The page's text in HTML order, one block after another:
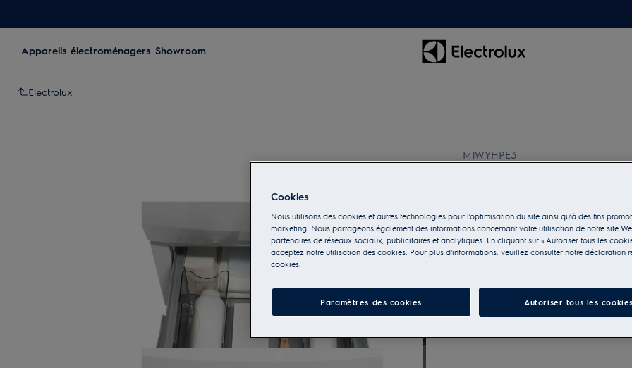
Appareils électroménagers Showroom
Electrolux
M1WYHPE3
Cookies
Nous utilisons des cookies et autres technologies pour l’optimisation du site ainsi qu’à des fins
marketing. Nous partageons également des informations concernant votre utilisation de notre site
partenaires de réseaux sociaux, publicitaires et analytiques. En cliquant sur « Autoriser tous les
acceptez notre utilisation des cookies. Pour plus d'informations, veuillez consulter notre déclaration
cookies.
Paramètres des cookies Autoriser tous les